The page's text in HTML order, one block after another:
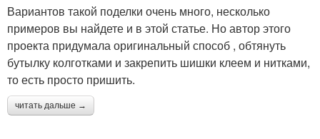
Вариантов такой поделки очень много, несколько
примеров вы найдете и в этой статье. Но автор этого
проекта придумала оригинальный способ , обтянуть
бутылку колготками и закрепить шишки клеем и нитками,
то есть просто пришить.
читать дальше →